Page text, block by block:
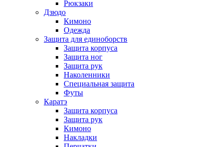
Рюкзаки
Дзюдо
Кимоно
Одежда
Защита для единоборств
Защита корпуса
Защита ног
Защита рук
Наколенники
Специальная защита
Футы
Каратэ
Защита корпуса
Защита рук
Кимоно
Накладки